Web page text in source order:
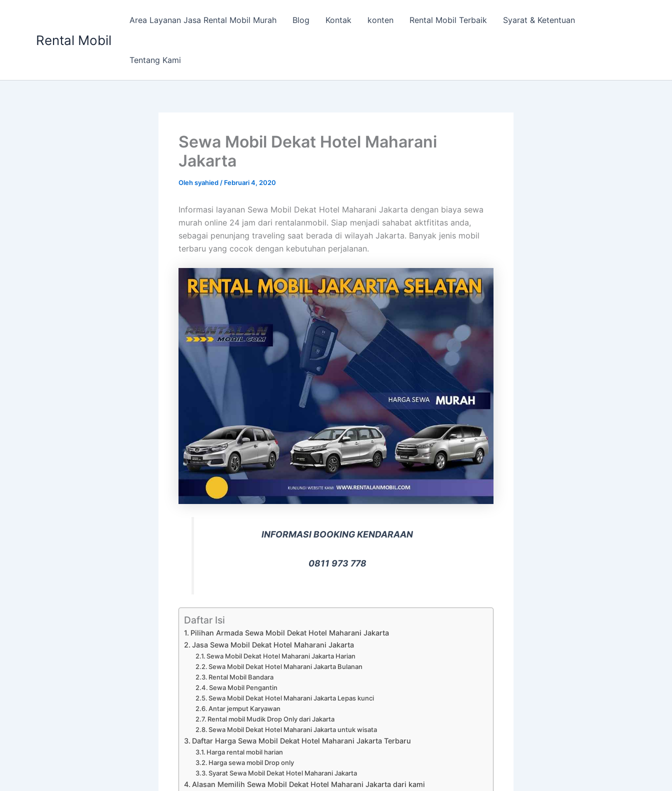
Rental Mobil
Area Layanan Jasa Rental Mobil Murah Blog Kontak konten Rental Mobil Terbaik Syarat & Ketentuan
Tentang Kami
Sewa Mobil Dekat Hotel Maharani
Jakarta
Olehsyahied / Februari 4, 2020
Informasi layanan Sewa Mobil Dekat Hotel Maharani Jakarta dengan biaya sewa
murah online 24 jam dari rentalanmobil. Siap menjadi sahabat aktfititas anda,
sebagai penunjang traveling saat berada di wilayah Jakarta. Banyak jenis mobil
terbaru yang cocok dengan kebutuhan perjalanan.
INFORMASI BOOKING KENDARAAN
0811 973 778
Daftar Isi
Pilihan Armada Sewa Mobil Dekat Hotel Maharani Jakarta
Jasa Sewa Mobil Dekat Hotel Maharani Jakarta
Sewa Mobil Dekat Hotel Maharani Jakarta Harian
Sewa Mobil Dekat Hotel Maharani Jakarta Bulanan
Rental Mobil Bandara
Sewa Mobil Pengantin
Sewa Mobil Dekat Hotel Maharani Jakarta Lepas kunci
Antar jemput Karyawan
Rental mobil Mudik Drop Only dari Jakarta
Sewa Mobil Dekat Hotel Maharani Jakarta untuk wisata
Daftar Harga Sewa Mobil Dekat Hotel Maharani Jakarta Terbaru
Harga rental mobil harian
Harga sewa mobil Drop only
Syarat Sewa Mobil Dekat Hotel Maharani Jakarta
Alasan Memilih Sewa Mobil Dekat Hotel Maharani Jakarta dari kami